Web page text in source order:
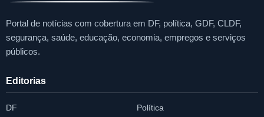
Portal de notícias com cobertura em DF, política, GDF, CLDF,
segurança, saúde, educação, economia, empregos e serviços
públicos.
Editorias
DF Política